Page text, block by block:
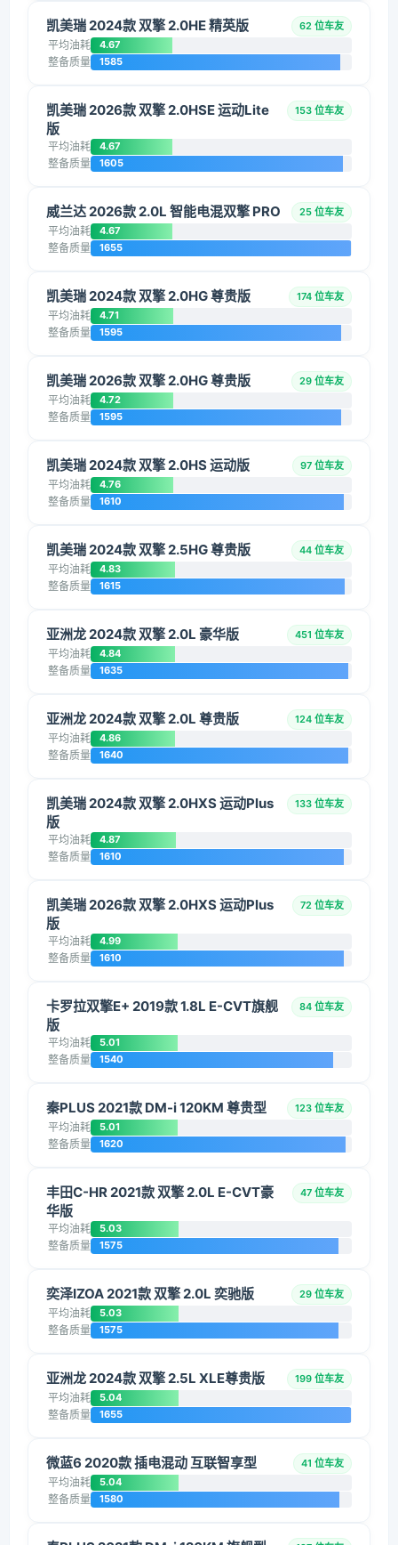
凯美瑞 2024款 双擎 2.0HE 精英版 62 位车友
平均油耗 4.67
整备质量 1585
凯美瑞 2026款 双擎 2.0HSE 运动Lite
版
153 位车友
平均油耗 4.67
整备质量 1605
威兰达 2026款 2.0L 智能电混双擎 PRO 25 位车友
平均油耗 4.67
整备质量 1655
凯美瑞 2024款 双擎 2.0HG 尊贵版 174 位车友
平均油耗 4.71
整备质量 1595
凯美瑞 2026款 双擎 2.0HG 尊贵版 29 位车友
平均油耗 4.72
整备质量 1595
凯美瑞 2024款 双擎 2.0HS 运动版 97 位车友
平均油耗 4.76
整备质量 1610
凯美瑞 2024款 双擎 2.5HG 尊贵版 44 位车友
平均油耗 4.83
整备质量 1615
亚洲龙 2024款 双擎 2.0L 豪华版 451 位车友
平均油耗 4.84
整备质量 1635
亚洲龙 2024款 双擎 2.0L 尊贵版 124 位车友
平均油耗 4.86
整备质量 1640
凯美瑞 2024款 双擎 2.0HXS 运动Plus
版
133 位车友
平均油耗 4.87
整备质量 1610
凯美瑞 2026款 双擎 2.0HXS 运动Plus
版
72 位车友
平均油耗 4.99
整备质量 1610
卡罗拉双擎E+ 2019款 1.8L E-CVT旗舰
版
84 位车友
平均油耗 5.01
整备质量 1540
秦PLUS 2021款 DM-i 120KM 尊贵型 123 位车友
平均油耗 5.01
整备质量 1620
丰田C-HR 2021款 双擎 2.0L E-CVT豪
华版
47 位车友
平均油耗 5.03
整备质量 1575
奕泽IZOA 2021款 双擎 2.0L 奕驰版 29 位车友
平均油耗 5.03
整备质量 1575
亚洲龙 2024款 双擎 2.5L XLE尊贵版 199 位车友
平均油耗 5.04
整备质量 1655
微蓝6 2020款 插电混动 互联智享型 41 位车友
平均油耗 5.04
整备质量 1580